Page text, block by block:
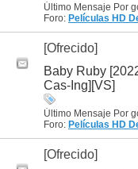
Último Mensaje Por
Foro: Películas HD
[Ofrecido]
Baby Ruby
Cas-Ing][VS]
Último Mensaje Por
Foro: Películas HD
[Ofrecido]